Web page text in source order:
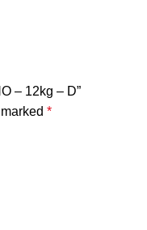
– 12kg – D”
*